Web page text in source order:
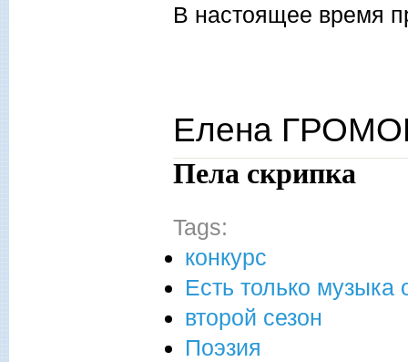
В настоящее время
Елена
Пела скрипка
Tags:
конкурс
Есть только музыка
второй сезон
Поэзия